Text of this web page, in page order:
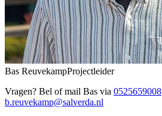
Bas ReuvekampProjectleider
Vragen? Bel of mail Bas via 0525659008
b.reuvekamp@salverda.nl